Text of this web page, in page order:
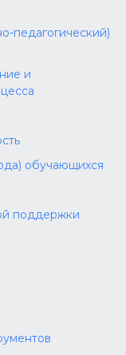
педагогический)
и
обучающихся
поддержки